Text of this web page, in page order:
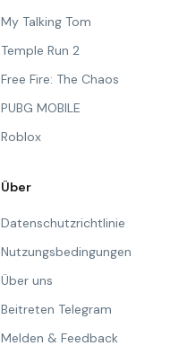
My Talking Tom
Temple Run 2
Free Fire: The Chaos
PUBG MOBILE
Roblox
Über
Datenschutzrichtlinie
Nutzungsbedingungen
Über uns
Beitreten Telegram
Melden & Feedback